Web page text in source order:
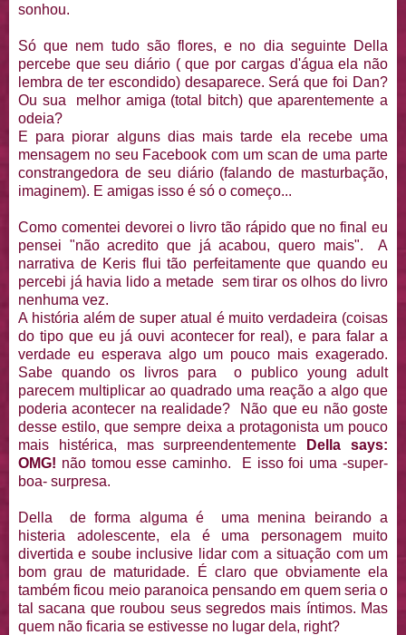
sonhou.
Só que nem tudo são flores, e no dia seguinte Della
percebe que seu diário ( que por cargas d'água ela não
lembra de ter escondido) desaparece. Será que foi Dan?
Ou sua melhor amiga (total bitch) que aparentemente a
odeia?
E para piorar alguns dias mais tarde ela recebe uma
mensagem no seu Facebook com um scan de uma parte
constrangedora de seu diário (falando de masturbação,
imaginem). E amigas isso é só o começo...
Como comentei devorei o livro tão rápido que no final eu
pensei "não acredito que já acabou, quero mais". A
narrativa de Keris flui tão perfeitamente que quando eu
percebi já havia lido a metade sem tirar os olhos do livro
nenhuma vez.
A história além de super atual é muito verdadeira (coisas
do tipo que eu já ouvi acontecer for real), e para falar a
verdade eu esperava algo um pouco mais exagerado.
Sabe quando os livros para o publico young adult
parecem multiplicar ao quadrado uma reação a algo que
poderia acontecer na realidade? Não que eu não goste
desse estilo, que sempre deixa a protagonista um pouco
mais histérica, mas surpreendentemente
Della says:
OMG! não tomou esse caminho. E isso foi uma -super-
boa- surpresa.
Della de forma alguma é uma menina beirando a
histeria adolescente, ela é uma personagem muito
divertida e soube inclusive lidar com a situação com um
bom grau de maturidade. É claro que obviamente ela
também ficou meio paranoica pensando em quem seria o
tal sacana que roubou seus segredos mais íntimos. Mas
quem não ficaria se estivesse no lugar dela, right?